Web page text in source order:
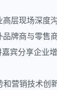
层现场深度
牌商与零售
宾分享企业
和营销技术创